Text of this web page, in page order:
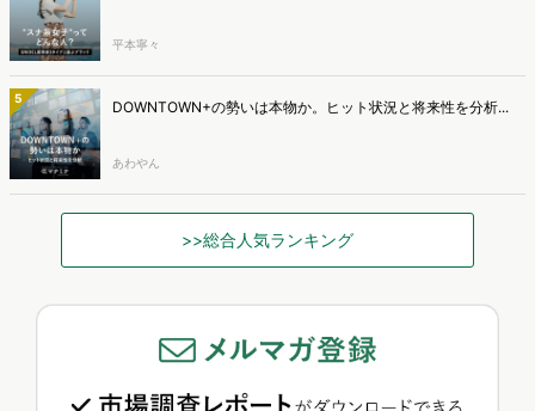
平本寧々
5 DOWNTOWN+の勢いは本物か。ヒット状況と将来性を分析...
あわやん
>>総合人気ランキング